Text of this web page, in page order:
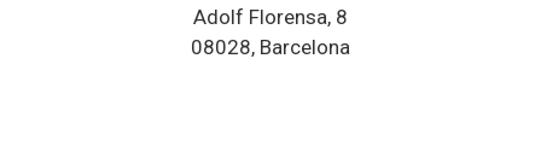
Adolf Florensa, 8
08028, Barcelona